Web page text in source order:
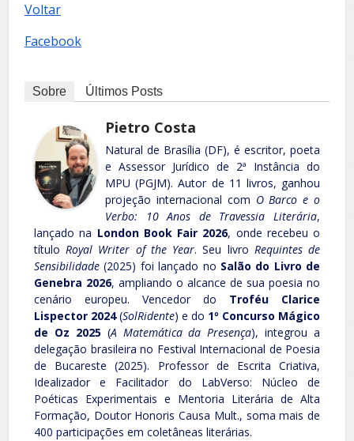
Voltar
Facebook
Sobre Últimos Posts
Pietro Costa
Natural de Brasília (DF), é escritor, poeta
e Assessor Jurídico de 2ª Instância do
MPU (PGJM). Autor de 11 livros, ganhou
projeção internacional com O Barco e o
Verbo: 10 Anos de Travessia Literária,
lançado na London Book Fair 2026, onde recebeu o
títuloRoyal Writer of the Year. Seu livro Requintes de
Sensibilidade (2025) foi lançado no Salão do Livro de
Genebra 2026, ampliando o alcance de sua poesia no
cenário europeu. Vencedor do Troféu Clarice
Lispector 2024(SolRidente) e do 1º Concurso Mágico
de Oz 2025(A Matemática da Presença), integrou a
delegação brasileira no Festival Internacional de Poesia
de Bucareste (2025). Professor de Escrita Criativa,
Idealizador e Facilitador do LabVerso: Núcleo de
Poéticas Experimentais e Mentoria Literária de Alta
Formação, Doutor Honoris Causa Mult., soma mais de
400 participações em coletâneas literárias.